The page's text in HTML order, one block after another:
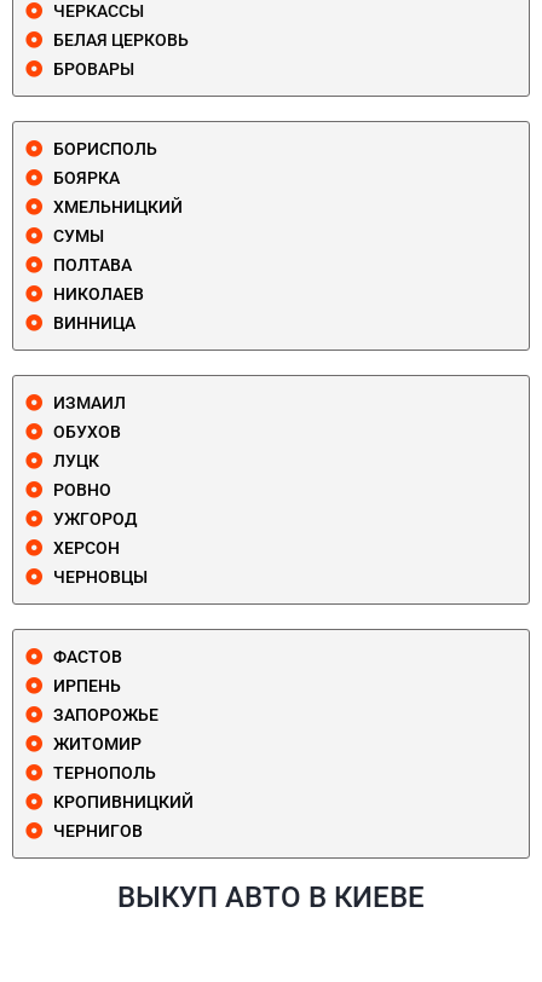
ЧЕРКАССЫ
БЕЛАЯ ЦЕРКОВЬ
БРОВАРЫ
БОРИСПОЛЬ
БОЯРКА
ХМЕЛЬНИЦКИЙ
СУМЫ
ПОЛТАВА
НИКОЛАЕВ
ВИННИЦА
ИЗМАИЛ
ОБУХОВ
ЛУЦК
РОВНО
УЖГОРОД
ХЕРСОН
ЧЕРНОВЦЫ
ФАСТОВ
ИРПЕНЬ
ЗАПОРОЖЬЕ
ЖИТОМИР
ТЕРНОПОЛЬ
КРОПИВНИЦКИЙ
ЧЕРНИГОВ
ВЫКУП АВТО В КИЕВЕ